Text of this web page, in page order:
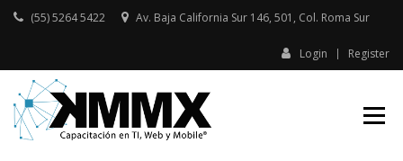
Skip
(55) 5264 5422 Av. Baja California Sur 146, 501, Col. Roma Sur​
Login Register
CAPACITACIÓN